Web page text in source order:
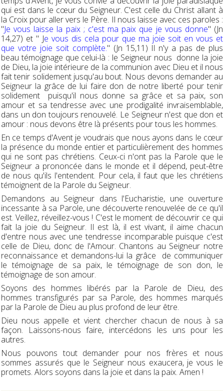
qui est dans le cœur du Seigneur. C'est celle du Christ allant à
la Croix pour aller vers le Père. Il nous laisse avec ces paroles :
"Je vous laisse la paix ; c'est ma paix que je vous donne" (Jn
14,27) et " Je vous dis cela pour que ma joie soit en vous et
que votre joie soit complète." (Jn 15,11) Il n'y a pas de plus
beau témoignage que celui-là : le Seigneur nous donne la joie
de Dieu, la joie intérieure de la communion avec Dieu et il nous
fait tenir solidement jusqu'au bout. Nous devons demander au
Seigneur la grâce de lui faire don de notre liberté pour tenir
solidement puisqu'il nous donne sa grâce et sa paix, son
amour et sa tendresse avec une prodigalité invraisemblable,
dans un don toujours renouvelé. Le Seigneur n'est que don et
amour : nous devons être là présents pour tous les hommes.
En ce temps d'Avent je voudrais que nous ayons dans le cœur
la présence du monde entier et particulièrement des hommes
qui ne sont pas chrétiens. Ceux-ci n'ont pas la Parole que le
Seigneur a prononcée dans le monde et il dépend, peut-être
de nous qu'ils l'entendent. Pour cela, il faut que les chrétiens
témoignent de la Parole du Seigneur.
Demandons au Seigneur dans l'Eucharistie, une ouverture
incessante à sa Parole, une découverte renouvelée de ce qu'il
est. Veillez, réveillez-vous ! C'est le moment de découvrir ce qui
fait la joie du Seigneur. Il est là, il est vivant, il aime chacun
d'entre nous avec une tendresse incomparable puisque c'est
celle de Dieu, donc de l'Amour. Chantons au Seigneur notre
reconnaissance et demandons-lui la grâce de communiquer
le témoignage de sa paix, le témoignage de son don, le
témoignage de son amour.
Soyons des hommes libérés par la Parole de Dieu, des
hommes transfigurés par sa Parole, des hommes marqués
par la Parole de Dieu au plus profond de leur être.
Dieu nous appelle et vient chercher chacun de nous à sa
façon. Laissons-nous faire, intercédons les uns pour les
autres.
Nous pouvons tout demander pour nos frères et nous
sommes assurés que le Seigneur nous exaucera, je vous le
promets. Alors soyons dans la joie et dans la paix. Amen !